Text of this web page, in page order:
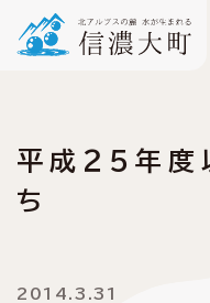
平成２５年
ち
2014.3.31